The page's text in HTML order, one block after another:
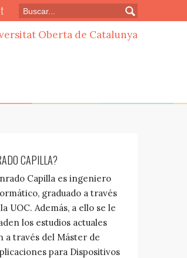
CAPILLA?
Capilla es ingeniero
graduado a través
UOC. Además, a ello se le
los estudios actuales
a través del Máster de
para Dispositivos